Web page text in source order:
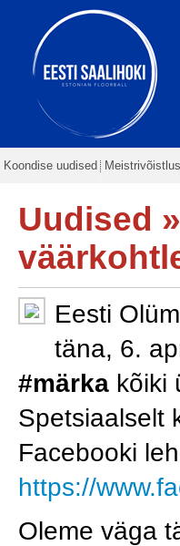
Koondise uudised
Uudised »
Eesti
täna, 6.
#märka kõiki
Spetsiaalselt
Facebooki
https://
Oleme väga